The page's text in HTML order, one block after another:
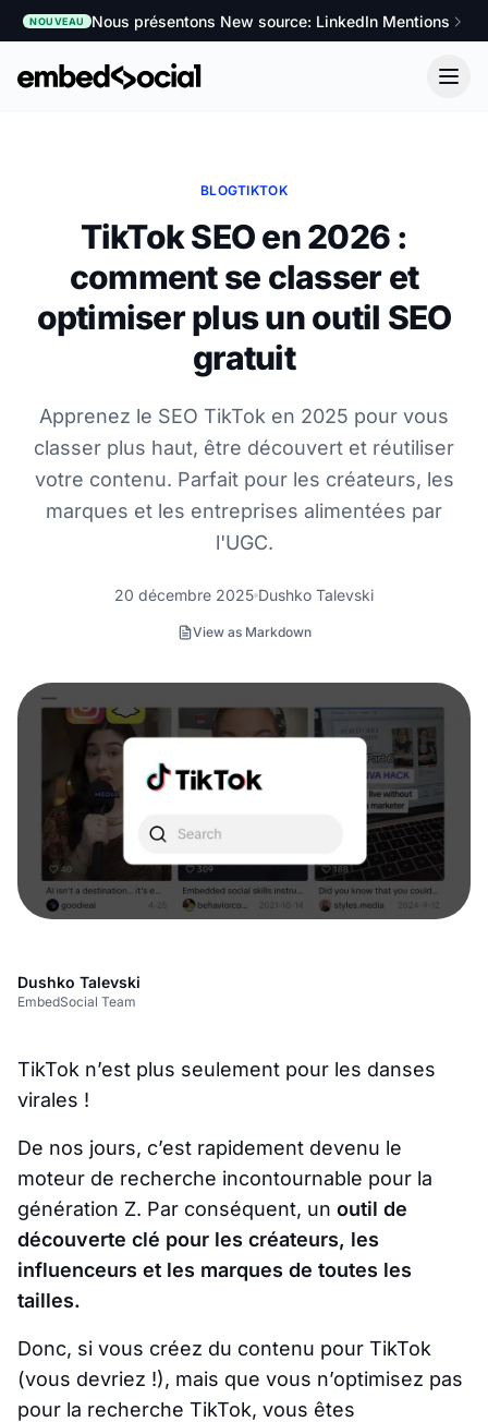
NOUVEAU Nous présentons New source: LinkedIn Mentions
BLOGTIKTOK
TikTok SEO en 2026 :
comment se classer et
optimiser plus un outil SEO
gratuit
Apprenez le SEO TikTok en 2025 pour vous
classer plus haut, être découvert et réutiliser
votre contenu. Parfait pour les créateurs, les
marques et les entreprises alimentées par
l'UGC.
20 décembre 2025 Dushko Talevski
View as Markdown
Dushko Talevski
EmbedSocial Team
TikTok n’est plus seulement pour les danses
virales !
De nos jours, c’est rapidement devenu le
moteur de recherche incontournable pour la
génération Z. Par conséquent, un outil de
découverte clé pour les créateurs, les
influenceurs et les marques de toutes les
tailles.
Donc, si vous créez du contenu pour TikTok
(vous devriez !), mais que vous n’optimisez pas
pour la recherche TikTok, vous êtes